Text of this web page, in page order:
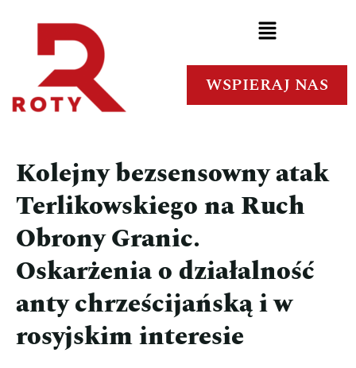
WSPIERAJ NAS
Kolejny bezsensowny atak
Terlikowskiego na Ruch
Obrony Granic.
Oskarżenia o działalność
anty chrześcijańską i w
rosyjskim interesie